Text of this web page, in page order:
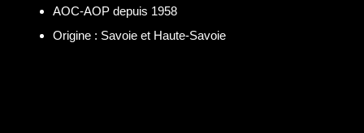
AOC-AOP depuis 1958
Origine : Savoie et Haute-Savoie